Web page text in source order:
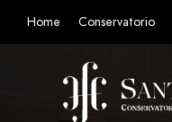
Home Conservatorio